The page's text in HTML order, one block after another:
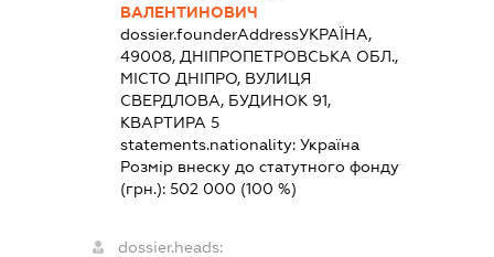
ВАЛЕНТИНОВИЧ
dossier.founderAddressУКРАЇНА,
49008, ДНІПРОПЕТРОВСЬКА ОБЛ.,
МІСТО ДНІПРО, ВУЛИЦЯ
СВЕРДЛОВА, БУДИНОК 91,
КВАРТИРА 5
statements.nationality: Україна
Розмір внеску до статутного фонду
(грн.): 502 000 (100 %)
dossier.heads: